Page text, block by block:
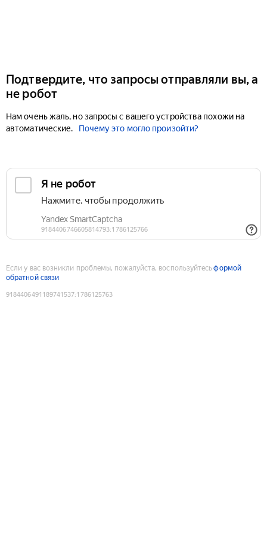
Подтвердите, что запросы отправляли вы, а
не робот
Нам очень жаль, но запросы с вашего устройства похожи на
автоматические.
Почему это могло произойти?
Если у вас возникли проблемы, пожалуйста, воспользуйтесьформой
обратной связи
9184406491189741537:1786125763